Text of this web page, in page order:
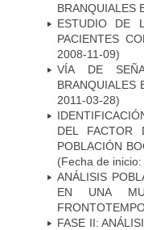
BRANQUIALES
ESTUDIO DE
PACIENTES
2008-11-09)
VÍA DE
BRANQUIALES
2011-03-28)
DEL FACTOR
POBLACIÓN
(Fecha de
ANÁLISIS
EN UNA
FASE II: